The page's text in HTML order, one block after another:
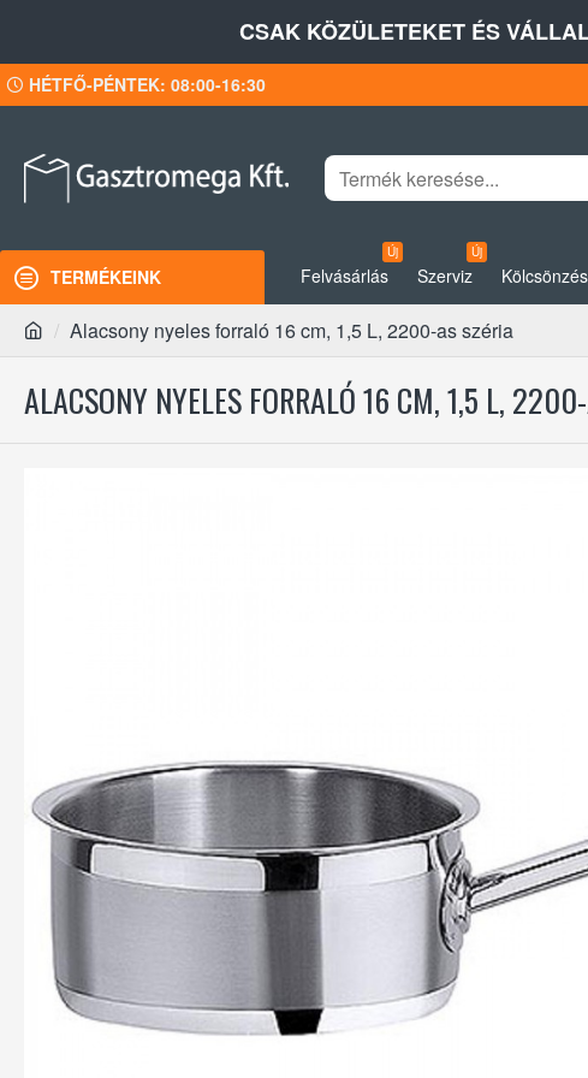
CSAK KÖZÜLETEKET ÉS
HÉTFŐ-PÉNTEK: 08:00-16:30
TERMÉKEINK Felvásárlás
Új
Szerviz
Új
Kölcsönzés
Alacsony nyeles forraló 16 cm, 1,5 L, 2200-as széria
ALACSONY NYELES FORRALÓ 16 CM, 1,5 L,